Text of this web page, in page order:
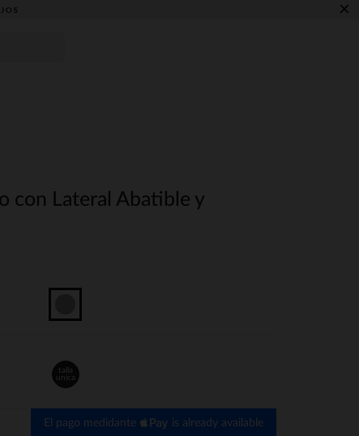
×
con Lateral Abatible y
talla
unica
El pago medidante is already available